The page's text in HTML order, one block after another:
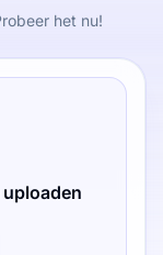
het nu!